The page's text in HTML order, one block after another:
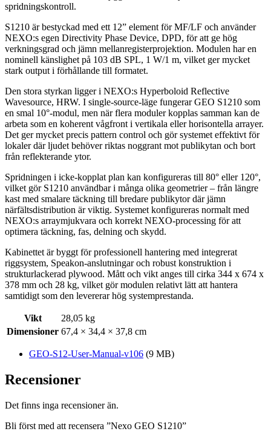
spridningskontroll.
S1210 är bestyckad med ett 12” element för MF/LF och använder
NEXO:s egen Directivity Phase Device, DPD, för att ge hög
verkningsgrad och jämn mellanregisterprojektion. Modulen har en
nominell känslighet på 103 dB SPL, 1 W/1 m, vilket ger mycket
stark output i förhållande till formatet.
Den stora styrkan ligger i NEXO:s Hyperboloid Reflective
Wavesource, HRW. I single-source-läge fungerar GEO S1210 som
en smal 10°-modul, men när flera moduler kopplas samman kan de
arbeta som en koherent vågfront i vertikala eller horisontella arrayer.
Det ger mycket precis pattern control och gör systemet effektivt för
lokaler där ljudet behöver riktas noggrant mot publikytan och bort
från reflekterande ytor.
Spridningen i icke-kopplat plan kan konfigureras till 80° eller 120°,
vilket gör S1210 användbar i många olika geometrier – från längre
kast med smalare täckning till bredare publikytor där jämn
närfältsdistribution är viktig. Systemet konfigureras normalt med
NEXO:s arraymjukvara och korrekt NEXO-processing för att
optimera täckning, fas, delning och skydd.
Kabinettet är byggt för professionell hantering med integrerat
riggsystem, Speakon-anslutningar och robust konstruktion i
strukturlackerad plywood. Mått och vikt anges till cirka 344 x 674 x
378 mm och 28 kg, vilket gör modulen relativt lätt att hantera
samtidigt som den levererar hög systemprestanda.
Vikt
28,05 kg
Dimensioner 67,4 × 34,4 × 37,8 cm
GEO-S12-User-Manual-v106 (9 MB)
Recensioner
Det finns inga recensioner än.
Bli först med att recensera ”Nexo GEO S1210”